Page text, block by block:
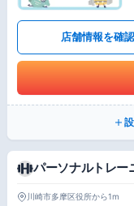
店舗情報を確認
パーソナルトレー
川崎市多摩区役所から1m